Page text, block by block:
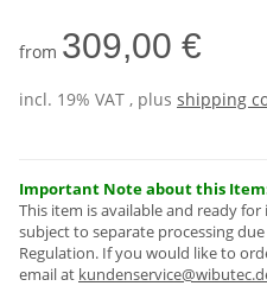
from 309,00 €
incl. 19% VAT , plus shipping
Important Note about this
This item is available and ready
subject to separate processing
Regulation. If you would like to
email at